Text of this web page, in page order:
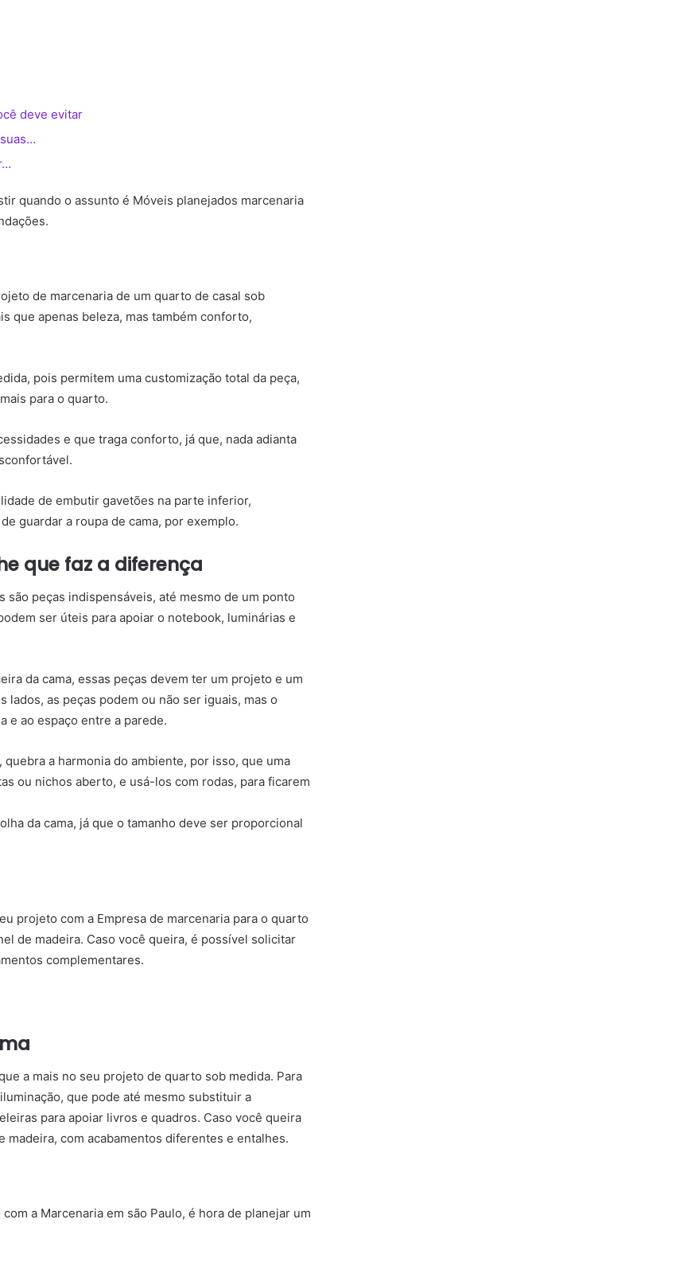
deve evitar
quando o assunto é Móveis planejados marcenaria
de marcenaria de um quarto de casal sob
que apenas beleza, mas também conforto,
pois permitem uma customização total da peça,
para o quarto.
e que traga conforto, já que, nada adianta
de embutir gavetões na parte inferior,
guardar a roupa de cama, por exemplo.
que faz a diferença
peças indispensáveis, até mesmo de um ponto
ser úteis para apoiar o notebook, luminárias e
da cama, essas peças devem ter um projeto e um
as peças podem ou não ser iguais, mas o
e ao espaço entre a parede.
a harmonia do ambiente, por isso, que uma
ou nichos aberto, e usá-los com rodas, para ficarem
da cama, já que o tamanho deve ser proporcional
projeto com a Empresa de marcenaria para o quarto
de madeira. Caso você queira, é possível solicitar
complementares.
a mais no seu projeto de quarto sob medida. Para
que pode até mesmo substituir a
para apoiar livros e quadros. Caso você queira
com acabamentos diferentes e entalhes.
a Marcenaria em são Paulo, é hora de planejar um